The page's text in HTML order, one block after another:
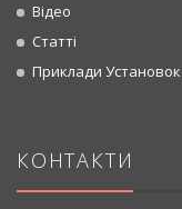
Відео
Статті
Приклади Установок
КОНТАКТИ